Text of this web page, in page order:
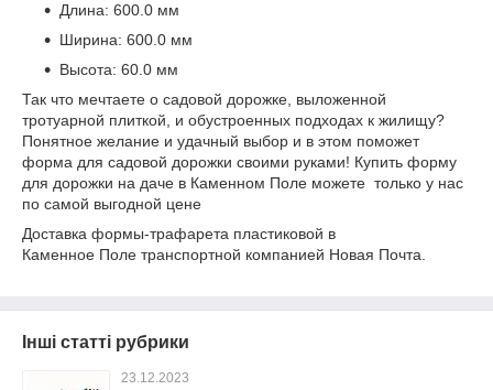
Длина: 600.0 мм
Ширина: 600.0 мм
Высота: 60.0 мм
Так что мечтаете о садовой дорожке, выложенной
тротуарной плиткой, и обустроенных подходах к жилищу?
Понятное желание и удачный выбор и в этом поможет
форма для садовой дорожки своими руками! Купить форму
для дорожки на даче в Каменном Поле можете только у нас
по самой выгодной цене
Доставка формы-трафарета пластиковой в
Каменное Поле транспортной компанией Новая Почта.
Інші статті рубрики
23.12.2023